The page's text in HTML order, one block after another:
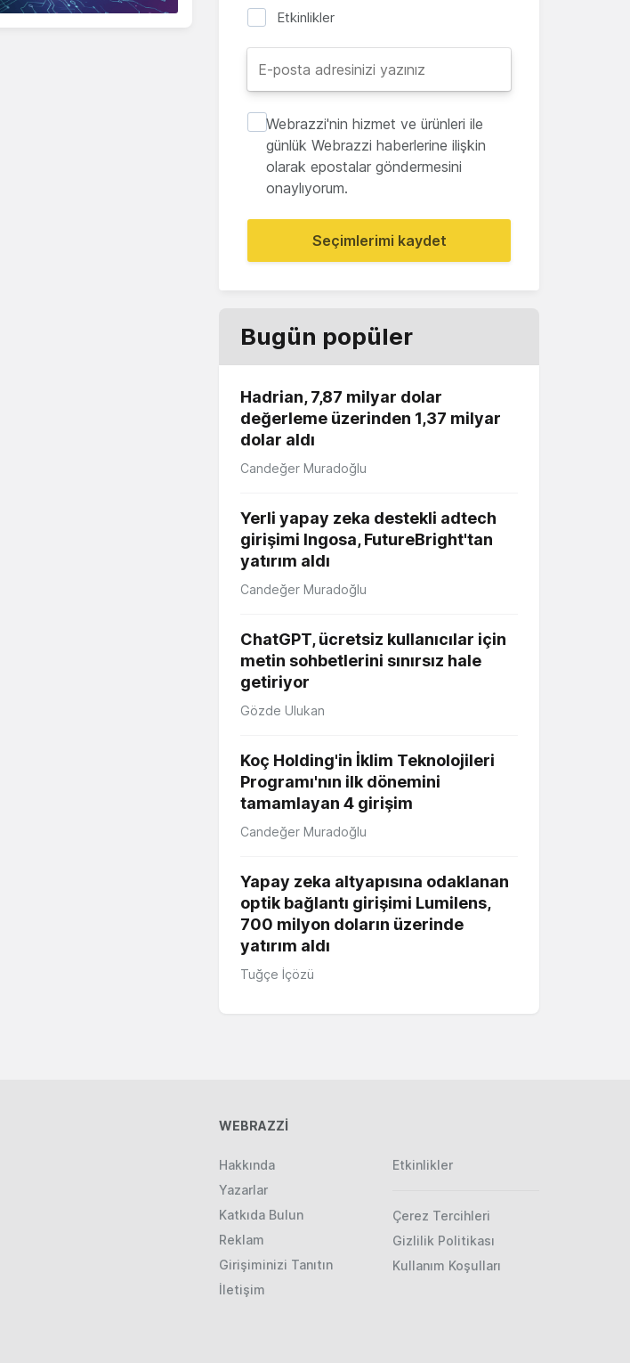
Etkinlikler
Webrazzi'nin hizmet ve ürünleri ile
günlük Webrazzi haberlerine ilişkin
olarak epostalar göndermesini
onaylıyorum.
Seçimlerimi kaydet
Bugün popüler
Hadrian, 7,87 milyar dolar
değerleme üzerinden 1,37 milyar
dolar aldı
Candeğer Muradoğlu
Yerli yapay zeka destekli adtech
girişimi Ingosa, FutureBright'tan
yatırım aldı
Candeğer Muradoğlu
ChatGPT, ücretsiz kullanıcılar için
metin sohbetlerini sınırsız hale
getiriyor
Gözde Ulukan
Koç Holding'in İklim Teknolojileri
Programı'nın ilk dönemini
tamamlayan 4 girişim
Candeğer Muradoğlu
Yapay zeka altyapısına odaklanan
optik bağlantı girişimi Lumilens,
700 milyon doların üzerinde
yatırım aldı
Tuğçe İçözü
WEBRAZZİ
Hakkında
Yazarlar
Katkıda Bulun
Reklam
Girişiminizi Tanıtın
İletişim
Etkinlikler
Çerez Tercihleri
Gizlilik Politikası
Kullanım Koşulları